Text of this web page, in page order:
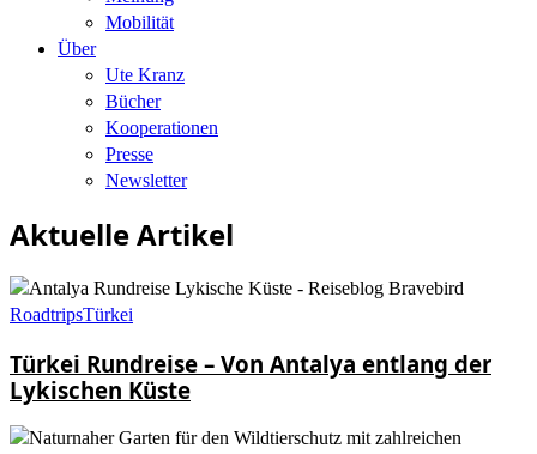
Mobilität
Über
Ute Kranz
Bücher
Kooperationen
Presse
Newsletter
Aktuelle Artikel
RoadtripsTürkei
Türkei Rundreise – Von Antalya entlang der
Lykischen Küste